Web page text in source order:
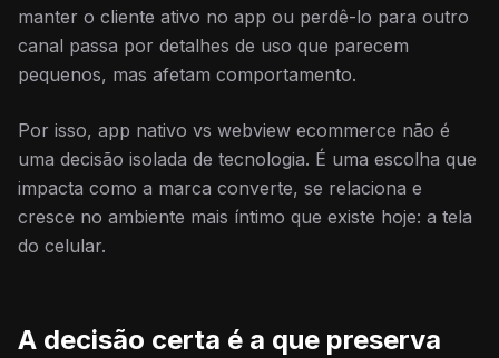
manter o cliente ativo no app ou perdê-lo para outro
canal passa por detalhes de uso que parecem
pequenos, mas afetam comportamento.
Por isso, app nativo vs webview ecommerce não é
uma decisão isolada de tecnologia. É uma escolha que
impacta como a marca converte, se relaciona e
cresce no ambiente mais íntimo que existe hoje: a tela
do celular.
A decisão certa é a que preserva